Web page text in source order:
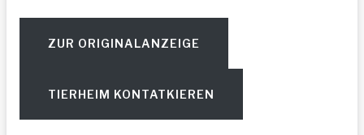
ZUR ORIGINALANZEIGE
TIERHEIM KONTATKIEREN